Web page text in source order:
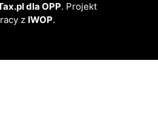
dla OPP. Projekt
z IWOP.